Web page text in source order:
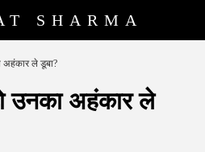
SHARMA
अहंकार ले डूबा?
उनका अहंकार ले